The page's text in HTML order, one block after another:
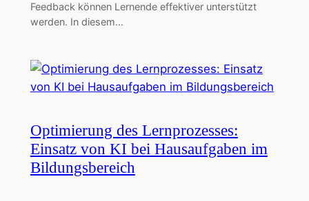
Feedback können Lernende effektiver unterstützt
werden. In diesem…
Optimierung des Lernprozesses:
Einsatz von KI bei Hausaufgaben im
Bildungsbereich